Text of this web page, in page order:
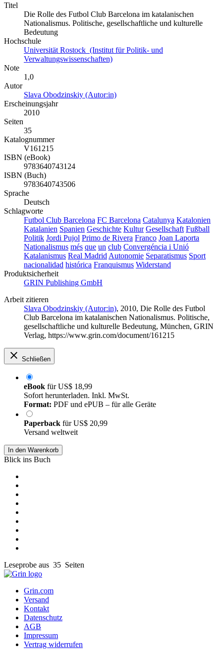
Titel
Die Rolle des Futbol Club Barcelona im katalanischen
Nationalismus. Politische, gesellschaftliche und kulturelle
Bedeutung
Hochschule
Universität Rostock (Institut für Politik- und
Verwaltungswissenschaften)
Note
1,0
Autor
Slava Obodzinskiy (Autor:in)
Erscheinungsjahr
2010
Seiten
35
Katalognummer
V161215
ISBN (eBook)
9783640743124
ISBN (Buch)
9783640743506
Sprache
Deutsch
Schlagworte
Futbol Club Barcelona FC Barcelona Catalunya Katalonien
Katalanien Spanien Geschichte Kultur Gesellschaft Fußball
Politik Jordi Pujol Primo de Rivera Franco Joan Laporta
Nationalismus més que un club Convergéncia i Unió
Katalanismus Real Madrid Autonomie Separatismus Sport
nacionalidad histórica Franquismus Widerstand
Produktsicherheit
GRIN Publishing GmbH
Arbeit zitieren
Slava Obodzinskiy (Autor:in), 2010, Die Rolle des Futbol
Club Barcelona im katalanischen Nationalismus. Politische,
gesellschaftliche und kulturelle Bedeutung, München, GRIN
Verlag, https://www.grin.com/document/161215
Schließen
eBook fürUS$ 18,99
Sofort herunterladen. Inkl. MwSt.
Format: PDF und ePUB – für alle Geräte
Paperback fürUS$ 20,99
Versand weltweit
In den Warenkorb
Blick ins Buch
Leseprobe aus 35 Seiten
Grin.com
Versand
Kontakt
Datenschutz
AGB
Impressum
Vertrag widerrufen